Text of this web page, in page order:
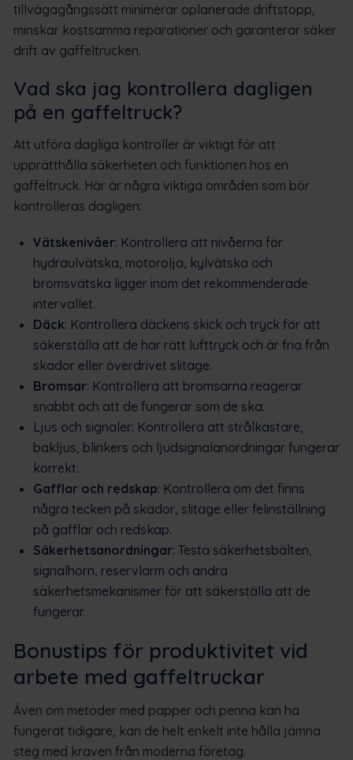
tillvägagångssätt minimerar oplanerade driftstopp,
minskar kostsamma reparationer och garanterar säker
drift av gaffeltrucken.
Vad ska jag kontrollera dagligen
på en gaffeltruck?
Att utföra dagliga kontroller är viktigt för att
upprätthålla säkerheten och funktionen hos en
gaffeltruck. Här är några viktiga områden som bör
kontrolleras dagligen:
Vätskenivåer: Kontrollera att nivåerna för
hydraulvätska, motorolja, kylvätska och
bromsvätska ligger inom det rekommenderade
intervallet.
Däck: Kontrollera däckens skick och tryck för att
säkerställa att de har rätt lufttryck och är fria från
skador eller överdrivet slitage.
Bromsar: Kontrollera att bromsarna reagerar
snabbt och att de fungerar som de ska.
Ljus och signaler: Kontrollera att strålkastare,
bakljus, blinkers och ljudsignalanordningar fungerar
korrekt.
Gafflar och redskap: Kontrollera om det finns
några tecken på skador, slitage eller felinställning
på gafflar och redskap.
Säkerhetsanordningar: Testa säkerhetsbälten,
signalhorn, reservlarm och andra
säkerhetsmekanismer för att säkerställa att de
fungerar.
Bonustips för produktivitet vid
arbete med gaffeltruckar
Även om metoder med papper och penna kan ha
fungerat tidigare, kan de helt enkelt inte hålla jämna
steg med kraven från moderna företag.